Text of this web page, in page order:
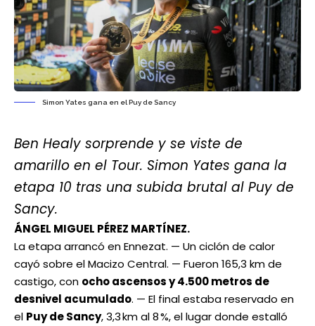
Simon Yates gana en el Puy de Sancy
Ben Healy sorprende y se viste de
amarillo en el Tour. Simon Yates gana la
etapa 10 tras una subida brutal al Puy de
Sancy.
ÁNGEL MIGUEL PÉREZ MARTÍNEZ.
La etapa arrancó en Ennezat. — Un ciclón de calor
cayó sobre el Macizo Central. — Fueron 165,3 km de
castigo, con ocho ascensos y 4.500 metros de
desnivel acumulado. — El final estaba reservado en
el Puy de Sancy, 3,3 km al 8 %, el lugar donde estalló